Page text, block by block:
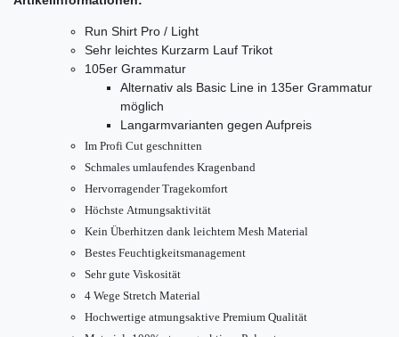
Run Shirt Pro / Light
Sehr leichtes Kurzarm Lauf Trikot
105er Grammatur
Alternativ als Basic Line in 135er Grammatur
möglich
Langarmvarianten gegen Aufpreis
Im Profi Cut geschnitten
Schmales umlaufendes Kragenband
Hervorragender Tragekomfort
Höchste Atmungsaktivität
Kein Überhitzen dank leichtem Mesh Material
Bestes Feuchtigkeitsmanagement
Sehr gute Viskosität
4 Wege Stretch Material
Hochwertige atmungsaktive Premium Qualität